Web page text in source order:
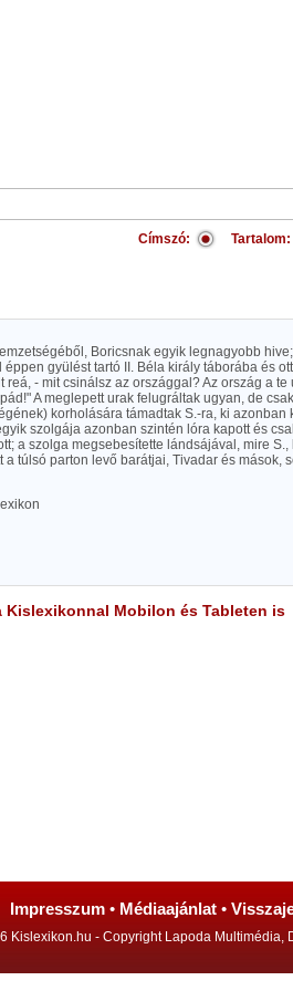
Címszó: Tartalom:
Boricsnak egyik legnagyobb
gyülést tartó II. Béla király táborába és
reá, - mit csinálsz az országgal? Az ország a
A meglepett urak felugráltak ugyan, de
korholására támadtak S.-ra, ki
szolgája azonban szintén lóra kapott és
a szolga megsebesítette lándsájával, mire
a túlsó parton levő barátjai, Tivadar és mások,
Kislexikonnal Mobilon és Tableten is
Impresszum • Médiaajánlat •
Kislexikon.hu - Copyright Lapoda Multimédia,